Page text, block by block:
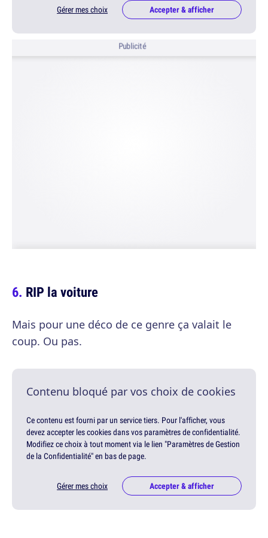
Gérer mes choix Accepter & afficher
Publicité
RIP la voiture
Mais pour une déco de ce genre ça valait le
coup. Ou pas.
Contenu bloqué par vos choix de cookies
Ce contenu est fourni par un service tiers. Pour l'afficher, vous
devez accepter les cookies dans vos paramètres de confidentialité.
Modifiez ce choix à tout moment via le lien "Paramètres de Gestion
de la Confidentialité" en bas de page.
Gérer mes choix Accepter & afficher